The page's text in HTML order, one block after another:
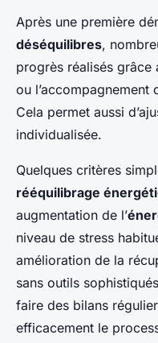
Après une première
déséquilibres,
progrès réalisés grâce
ou l’accompagnement
Cela permet aussi
individualisée.
Quelques critères
rééquilibrage
augmentation de l’
niveau de stress
amélioration de la
sans outils
faire des bilans
efficacement le